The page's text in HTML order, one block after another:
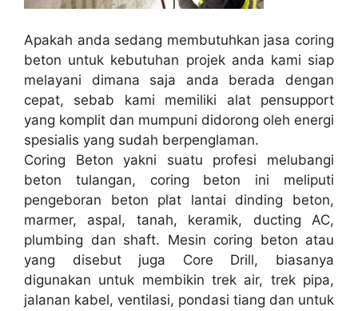
Apakah anda sedang membutuhkan jasa coring
beton untuk kebutuhan projek anda kami siap
melayani dimana saja anda berada dengan
cepat, sebab kami memiliki alat pensupport
yang komplit dan mumpuni didorong oleh energi
spesialis yang sudah berpenglaman.
Coring Beton yakni suatu profesi melubangi
beton tulangan, coring beton ini meliputi
pengeboran beton plat lantai dinding beton,
marmer, aspal, tanah, keramik, ducting AC,
plumbing dan shaft. Mesin coring beton atau
yang disebut juga Core Drill, biasanya
digunakan untuk membikin trek air, trek pipa,
jalanan kabel, ventilasi, pondasi tiang dan untuk